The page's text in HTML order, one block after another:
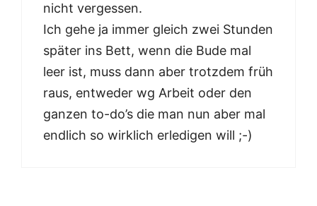
nicht vergessen.
Ich gehe ja immer gleich zwei Stunden
später ins Bett, wenn die Bude mal
leer ist, muss dann aber trotzdem früh
raus, entweder wg Arbeit oder den
ganzen to-do’s die man nun aber mal
endlich so wirklich erledigen will ;-)